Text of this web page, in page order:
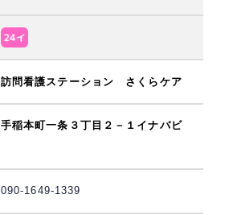
訪問看護ステーション さくらケア
手稲本町一条３丁目２－１イナバビ
090-1649-1339